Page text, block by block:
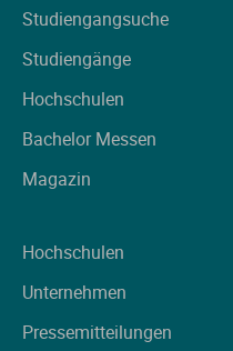
Studiengangsuche
Studiengänge
Hochschulen
Bachelor Messen
Magazin
Hochschulen
Unternehmen
Pressemitteilungen